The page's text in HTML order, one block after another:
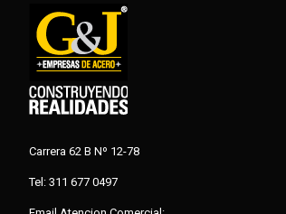
Carrera 62 B Nº 12-78
Tel: 311 677 0497